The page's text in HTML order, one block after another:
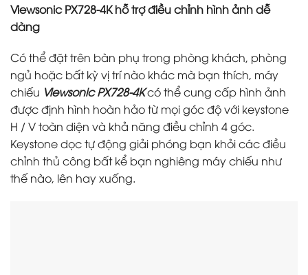
Viewsonic PX728-4K hỗ trợ điều chỉnh hình ảnh dễ
dàng
Có thể đặt trên bàn phụ trong phòng khách, phòng
ngủ hoặc bất kỳ vị trí nào khác mà bạn thích, máy
chiếu Viewsonic PX728-4Kcó thể cung cấp hình ảnh
được định hình hoàn hảo từ mọi góc độ với keystone
H / V toàn diện và khả năng điều chỉnh 4 góc.
Keystone dọc tự động giải phóng bạn khỏi các điều
chỉnh thủ công bất kể bạn nghiêng máy chiếu như
thế nào, lên hay xuống.